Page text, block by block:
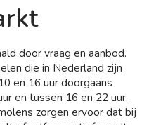
door vraag en aanbod.
die in Nederland zijn
en 16 uur doorgaans
en tussen 16 en 22 uur.
zorgen ervoor dat bij